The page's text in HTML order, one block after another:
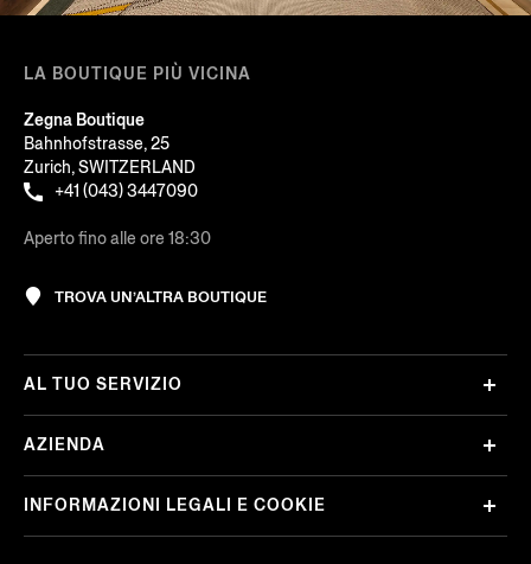
LA BOUTIQUE PIÙ VICINA
Zegna Boutique
Bahnhofstrasse, 25
Zurich, SWITZERLAND
+41 (043) 3447090
Aperto fino alle ore 18:30
TROVA UN’ALTRA BOUTIQUE
AL TUO SERVIZIO
AZIENDA
INFORMAZIONI LEGALI E COOKIE